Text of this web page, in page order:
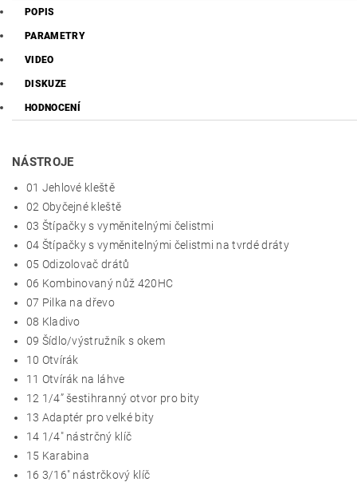
POPIS
PARAMETRY
VIDEO
DISKUZE
HODNOCENÍ
NÁSTROJE
01 Jehlové kleště
02 Obyčejné kleště
03 Štípačky s vyměnitelnými čelistmi
04 Štípačky s vyměnitelnými čelistmi na tvrdé dráty
05 Odizolovač drátů
06 Kombinovaný nůž 420HC
07 Pilka na dřevo
08 Kladivo
09 Šídlo/výstružník s okem
10 Otvírák
11 Otvírák na láhve
12 1/4” šestihranný otvor pro bity
13 Adaptér pro velké bity
14 1/4" nástrčný klíč
15 Karabina
16 3/16" nástrčkový klíč